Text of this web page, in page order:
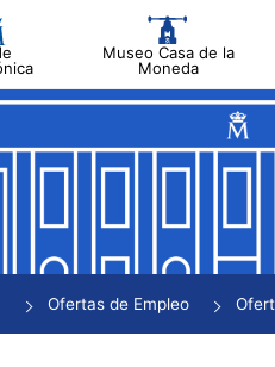
Museo Casa de la
Moneda
Ofertas de Empleo